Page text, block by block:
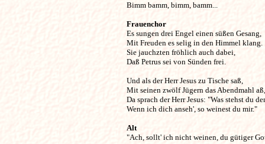
Bimm bamm, bimm, bamm...
Frauenchor
Es sungen drei Engel einen süßen Gesang,
Mit Freuden es selig in den Himmel klang.
Sie jauchzten fröhlich auch dabei,
Daß Petrus sei von Sünden frei.
Und als der Herr Jesus zu Tische saß,
Mit seinen zwölf Jügern das Abendmahl aß,
Da sprach der Herr Jesus: "Was stehst du
Wenn ich dich anseh', so weinest du mir."
Alt
"Ach, sollt' ich nicht weinen, du gütiger